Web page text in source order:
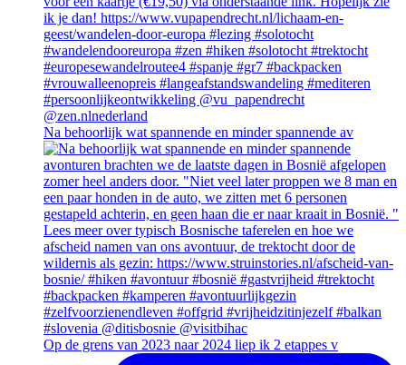
Na behoorlijk wat spannende en minder spannende av
Op de grens van 2023 naar 2024 liep ik 2 etappes v